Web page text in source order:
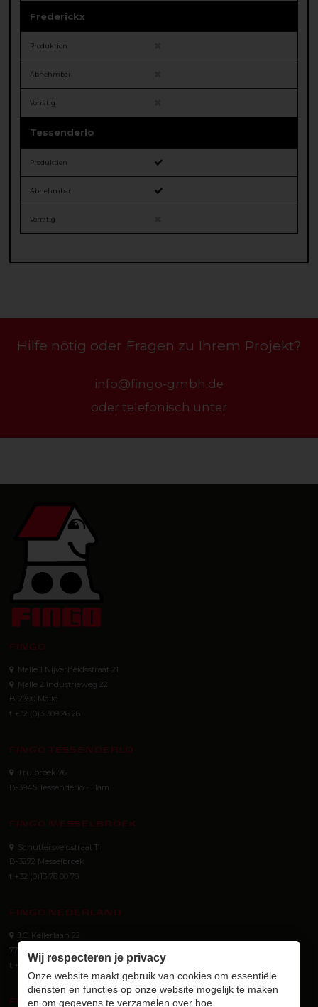
Frederickx
Produktion
Abnehmbar
Vorrätig
Tessenderlo
Produktion
Abnehmbar
Vorrätig
Hilfe nötig oder Fragen zu Ihrem Projekt?
info@fingo-gmbh.de
oder telefonisch unter
FINGO
Malle 1 Nijverheidsstraat 21
Malle 2 Industrieweg 22
B-2390 Malle
t +32 (0)3 309 26 26
FINGO TESSENDERLO
Truibroek 76
B-3945 Tessenderlo - Ham
FINGO MESSELBROEK
Schuttersveldstraat 11
B-3272 Messelbroek
t +32 (0)13 78 00 78
FINGO NEDERLAND
J.C. Kellerlaan 22
7772 SG Hardenberg (NL)
t +31 (0) 523 745 621
FINGO GMBH
Wij respecteren je privacy
Onze website maakt gebruik van cookies om essentiële
diensten en functies op onze website mogelijk te maken
en om gegevens te verzamelen over hoe